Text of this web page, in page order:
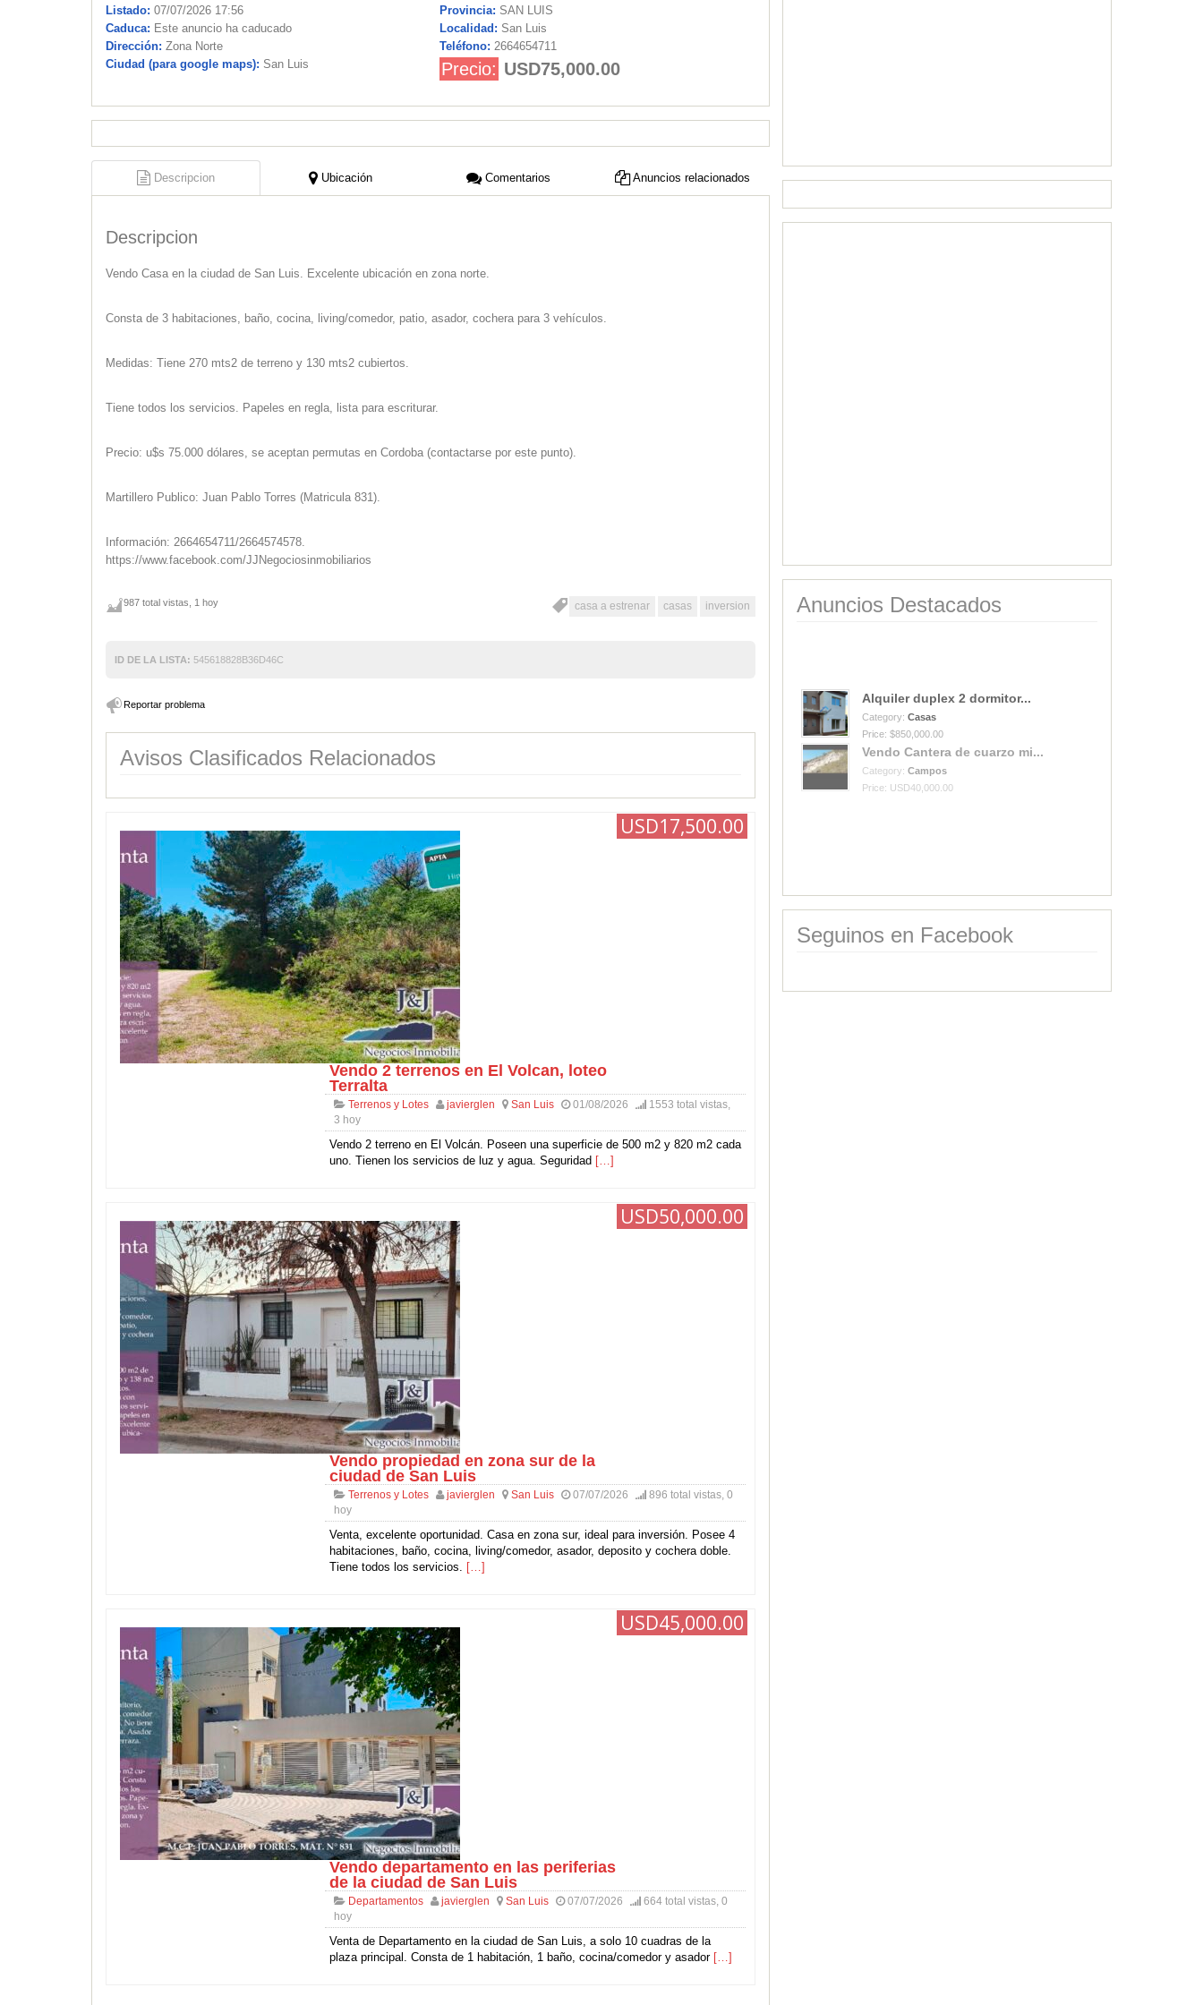
Listado: 07/07/2026 17:56
Caduca: Este anuncio ha caducado
Dirección: Zona Norte
Ciudad (para google maps): San Luis
Provincia: SAN LUIS
Localidad: San Luis
Teléfono: 2664654711
Precio: USD75,000.00
Descripcion Ubicación Comentarios Anuncios relacionados
Descripcion
Vendo Casa en la ciudad de San Luis. Excelente ubicación en zona norte.
Consta de 3 habitaciones, baño, cocina, living/comedor, patio, asador, cochera para 3 vehículos.
Medidas: Tiene 270 mts2 de terreno y 130 mts2 cubiertos.
Tiene todos los servicios. Papeles en regla, lista para escriturar.
Precio: u$s 75.000 dólares, se aceptan permutas en Cordoba (contactarse por este punto).
Martillero Publico: Juan Pablo Torres (Matricula 831).
Información: 2664654711/2664574578.
https://www.facebook.com/JJNegociosinmobiliarios
casa a estrenar casas inversion
987 total vistas, 1 hoy
ID DE LA LISTA: 545618828B36D46C
Reportar problema
Avisos Clasificados Relacionados
USD17,500.00
Vendo 2 terrenos en El Volcan, loteo
Terralta
Terrenos y Lotes javierglen San Luis 01/08/2026
1553 total vistas,
3 hoy
Vendo 2 terreno en El Volcán. Poseen una superficie de 500 m2 y 820 m2 cada
uno. Tienen los servicios de luz y agua. Seguridad […]
USD50,000.00
Vendo propiedad en zona sur de la
ciudad de San Luis
Terrenos y Lotes javierglen San Luis 07/07/2026
896 total vistas, 0
hoy
Venta, excelente oportunidad. Casa en zona sur, ideal para inversión. Posee 4
habitaciones, baño, cocina, living/comedor, asador, deposito y cochera doble.
Tiene todos los servicios. […]
USD45,000.00
Vendo departamento en las periferias
de la ciudad de San Luis
Departamentos javierglen San Luis 07/07/2026
664 total vistas, 0
hoy
Venta de Departamento en la ciudad de San Luis, a solo 10 cuadras de la
plaza principal. Consta de 1 habitación, 1 baño, cocina/comedor y asador […]
Anuncios Destacados
Vendo Cantera de cuarzo mi...
Category: Campos
Price: USD40,000.00
Seguinos en Facebook